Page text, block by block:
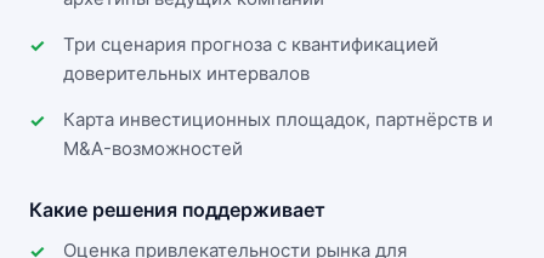
Три сценария прогноза с квантификацией
доверительных интервалов
Карта инвестиционных площадок, партнёрств и
M&A-возможностей
Какие решения поддерживает
Оценка привлекательности рынка для